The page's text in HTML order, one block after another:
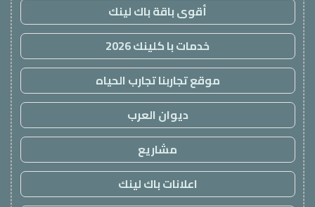
أقوى باقة باك لينك
خدمات با كلينك 2026
موقع تجاربنا تجارب الحياه
ديوان العرب
مشاريع
اعلانات باك لينك